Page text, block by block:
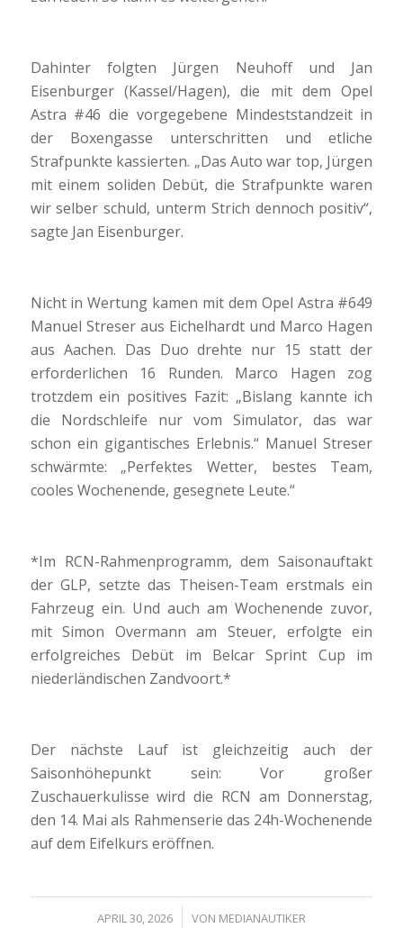
Dahinter folgten Jürgen Neuhoff und Jan
Eisenburger (Kassel/Hagen), die mit dem Opel
Astra #46 die vorgegebene Mindeststandzeit in
der Boxengasse unterschritten und etliche
Strafpunkte kassierten. „Das Auto war top, Jürgen
mit einem soliden Debüt, die Strafpunkte waren
wir selber schuld, unterm Strich dennoch positiv“,
sagte Jan Eisenburger.
Nicht in Wertung kamen mit dem Opel Astra #649
Manuel Streser aus Eichelhardt und Marco Hagen
aus Aachen. Das Duo drehte nur 15 statt der
erforderlichen 16 Runden. Marco Hagen zog
trotzdem ein positives Fazit: „Bislang kannte ich
die Nordschleife nur vom Simulator, das war
schon ein gigantisches Erlebnis.“ Manuel Streser
schwärmte: „Perfektes Wetter, bestes Team,
cooles Wochenende, gesegnete Leute.“
*Im RCN-Rahmenprogramm, dem Saisonauftakt
der GLP, setzte das Theisen-Team erstmals ein
Fahrzeug ein. Und auch am Wochenende zuvor,
mit Simon Overmann am Steuer, erfolgte ein
erfolgreiches Debüt im Belcar Sprint Cup im
niederländischen Zandvoort.*
Der nächste Lauf ist gleichzeitig auch der
Saisonhöhepunkt sein: Vor großer
Zuschauerkulisse wird die RCN am Donnerstag,
den 14. Mai als Rahmenserie das 24h-Wochenende
auf dem Eifelkurs eröffnen.
APRIL 30, 2026
/ VON MEDIANAUTIKER